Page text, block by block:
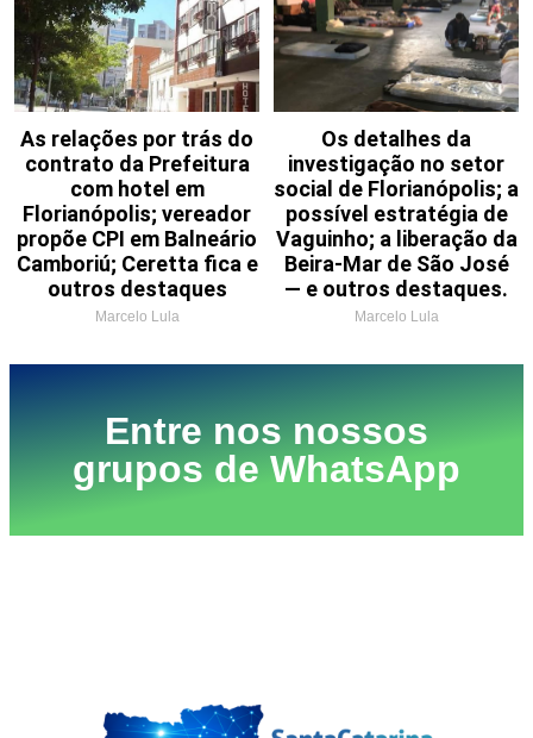
As relações por trás do
contrato da Prefeitura
com hotel em
Florianópolis; vereador
propõe CPI em Balneário
Camboriú; Ceretta fica e
outros destaques
Marcelo Lula
Os detalhes da
investigação no setor
social de Florianópolis; a
possível estratégia de
Vaguinho; a liberação da
Beira-Mar de São José
— e outros destaques.
Marcelo Lula
Entre nos nossos
grupos de WhatsApp